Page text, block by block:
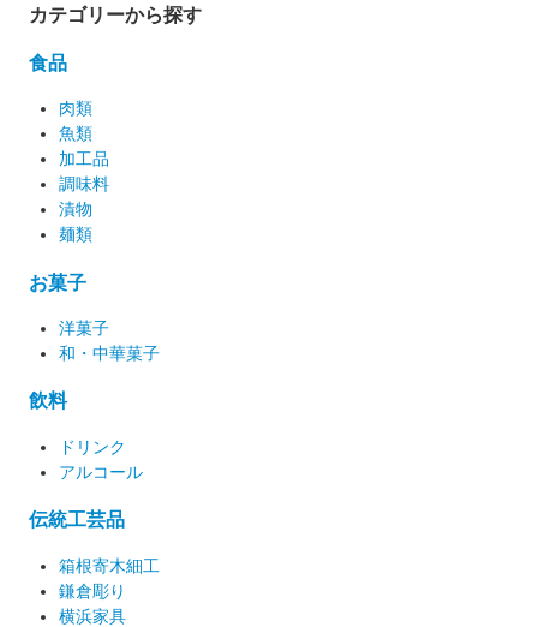
カテゴリーから探す
食品
肉類
魚類
加工品
調味料
漬物
麺類
お菓子
洋菓子
和・中華菓子
飲料
ドリンク
アルコール
伝統工芸品
箱根寄木細工
鎌倉彫り
横浜家具